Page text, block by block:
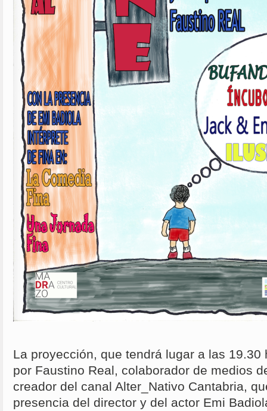
La proyección, que tendrá lugar a las 19.30
por Faustino Real, colaborador de medios
creador del canal Alter_Nativo Cantabria,
presencia del director y del actor Emi